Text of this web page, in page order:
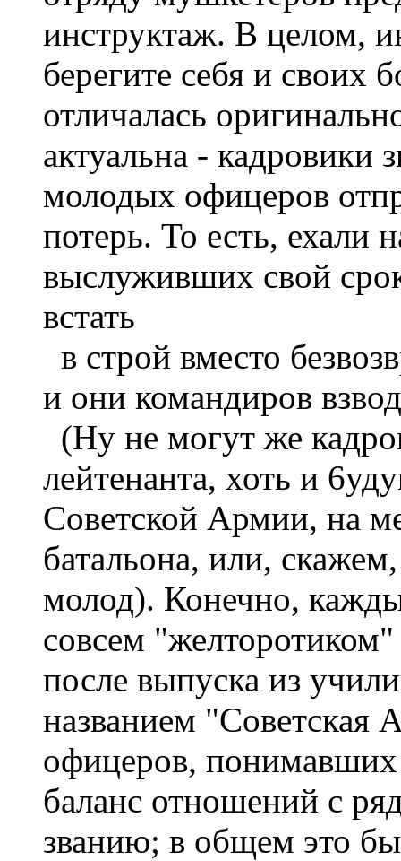
инструктаж. В целом,
берегите себя и своих
отличалась
актуальна - кадровики
молодых офицеров
потерь. То есть,
выслуживших свой
встать
в строй вместо
и они командиров
(Ну не могут же
лейтенанта, хоть и
Советской Армии, на
батальона, или,
молод). Конечно,
совсем
после выпуска из
названием "Советская
офицеров,
баланс отношений с
званию; в общем это